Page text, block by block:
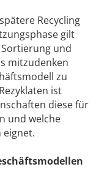
Recycling
gilt
und
mitzudenken
zu
ist
diese für
und welche
eignet.